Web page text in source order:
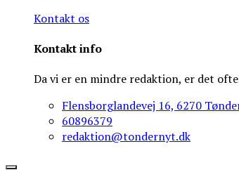
Kontakt os
Kontakt info
Da vi er en mindre redaktion, er det
Flensborglandevej 16, 6270
60896379
redaktion@tondernyt.dk